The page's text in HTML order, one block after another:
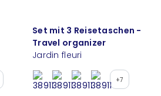
Set mit 3 Reisetaschen -
Travel organizer
Jardin fleuri
+7